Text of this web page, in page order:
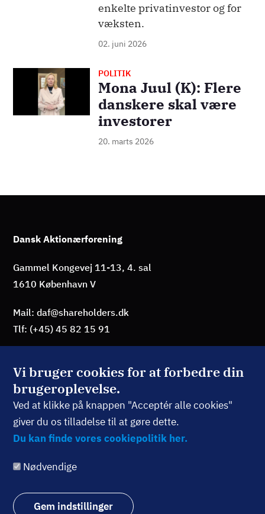
Vi bruger cookies for at forbedre din
brugeroplevelse.
Ved at klikke på knappen "Acceptér alle cookies"
giver du os tilladelse til at gøre dette.
Du kan finde vores cookiepolitik her.
Nødvendige
Gem indstillinger
enkelte privatinvestor og for
væksten.
02. juni 2026
Billede POLITIK
Mona Juul (K): Flere
danskere skal være
investorer
20. marts 2026
Dansk Aktionærforening
Gammel Kongevej 11-13, 4. sal
1610 København V
Mail: daf@shareholders.dk
Tlf: (+45) 45 82 15 91
BLIV MEDLEM
TILMELD NYHEDSBREV